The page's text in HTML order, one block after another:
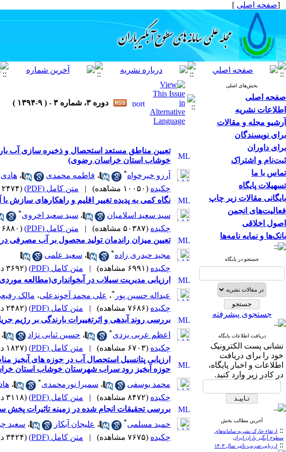
[صفحه اصلی ]
بخش‌های اصلی
صفحه اصلی
اطلاعات نشریه
آرشیو مجله و مقالات
برای نویسندگان
برای داوران
ثبت‌نام و اشتراک
تماس با ما
تسهیلات پایگاه
بایگانی مقالات زیر چاپ
فعالیت‌های انجمن
اصول اخلاقی
بانک‌ها و نمایه نامه‌ها
جستجو در پایگاه
جستجوی پیشرفته
دریافت اطلاعات پایگاه
نشانی پست الکترونیک
خود را برای دریافت
اطلاعات و اخبار پایگاه،
در کادر زیر وارد کنید.
آخرین مطالب بخش
:: ارتقاء چارک نشریه سامانه‌های
سطوح آبگیر باران ایران
:: ارزیابی ضریب تاثیر سال ۱۴۰۳
دوره ۳، شماره ۳ - ( ۹-۱۳۹۴ )
خوشاب استان خراسان رضوی)
آرزو خیرخواه* ، فاطمه محمدی ، هادی
چکیده (۱۰۰۵۰ مشاهده) | متن کامل (PDF)
(۲۴۷۴ دریافت)
نگاه کمی به پدیده تغییر اقلیم و راهکارهای سازش با
سید سعید اسلامیان
، سید سعید اخروی*
چکیده (۵۰۳۸۷ مشاهده) | متن کامل (PDF)
(۶۸۸۰ دریافت)
تعیین میزان راندمان تولید محصول بر آب مصرفی
مجید حیدری زاده* ، سعید علمی
چکیده (۶۹۹۱ مشاهده) | متن کامل (PDF)
(۳۶۹۲ دریافت)
ارزیابی مدیریت سیلاب در آبخوانداری(مطالعه
عبداله حسین پور *، علی محمد آخوندعلی، مالک
چکیده (۷۶۸۶ مشاهده) | متن کامل (PDF)
(۲۴۸۲ دریافت)
بررسی روند آبدهی و اثرتغییرات بارندگی بر رژیم
اعظم عربی یزدی* ، حسین ثنایی نژاد ،
چکیده (۶۷۰۳ مشاهده) | متن کامل (PDF)
(۱۸۲۷ دریافت)
ارزیابی پتانسیل استحصال آب در حوزه های
حوزه آبخیز رود سراب شهرستان خوشاب استان
محمد یوسفی ، سمیرا نورمحمدی* ،
چکیده (۸۴۷۲ مشاهده) | متن کامل (PDF)
(۳۱۱۸ دریافت)
بررسی تحقیقات انجام شده در زمینه تاثیرات پخش
حمید مسلمی* ، علیجان آبکار ، سعید
چکیده (۷۶۷۵ مشاهده) | متن کامل (PDF)
(۳۴۲۴ دریافت)